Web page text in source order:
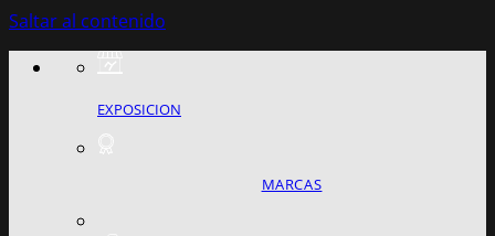
Saltar al contenido
EXPOSICION
MARCAS